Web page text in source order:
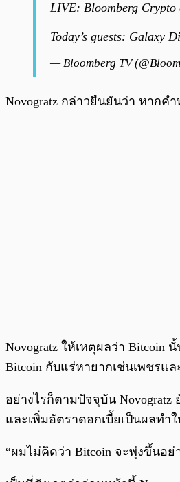
LIVE: Bloomberg Crypto
Today’s guests: Galaxy
— Bloomberg TV
Novogratz กล่าวยืนยันว่า หากค
Novogratz ให้เหตุผลว่า Bitcoin
Bitcoin กับแร่หายากเช่นเพชรแ
อย่างไรก็ตามปัจจุบัน
และเพิ่มอัตราดอกเบี้ยเป็นผลทำ
“ผมไม่คิดว่า Bitcoin จะพุ่งขึ้นอย่